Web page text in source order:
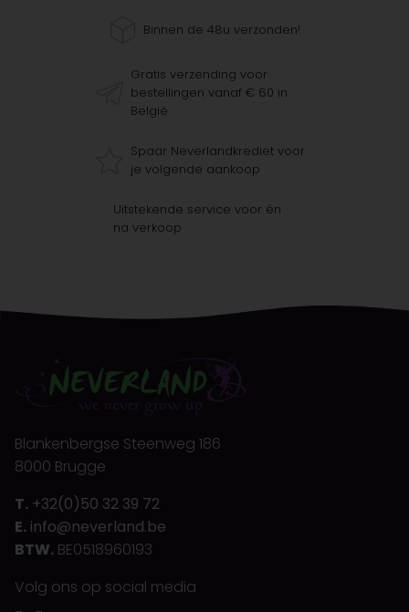
Binnen de 48u verzonden!
Gratis verzending voor
bestellingen vanaf € 60 in
België
Spaar Neverlandkrediet voor
je volgende aankoop
Uitstekende service voor én
na verkoop
Blankenbergse Steenweg 186
8000 Brugge
T. +32(0)50 32 39 72
E. info@neverland.be
BTW. BE0518960193
Volg ons op social media